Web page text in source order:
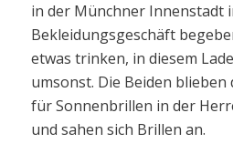
in der Münchner Innenstadt
Bekleidungsgeschäft
etwas trinken, in diesem
umsonst. Die Beiden blieben
für Sonnenbrillen in der
und sahen sich Brillen an.